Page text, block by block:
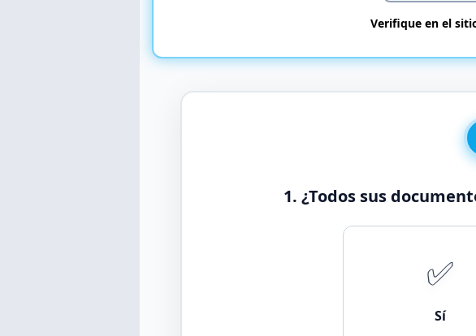
Verifique en el
1. ¿Todos sus
✅
Sí